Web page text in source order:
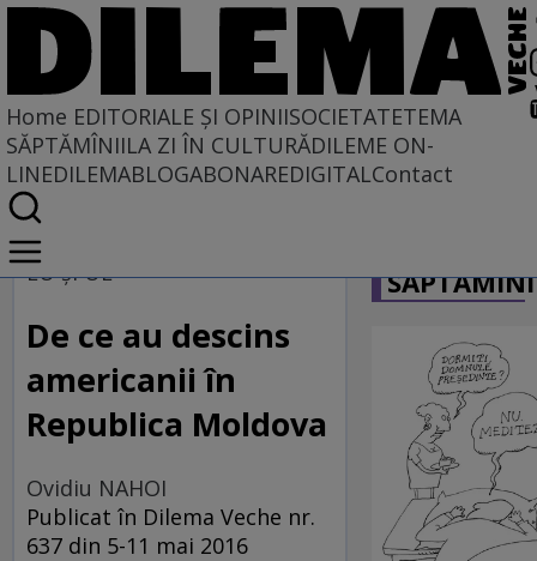
Home EDITORIALE ȘI OPINIISOCIETATETEMA
SĂPTĂMÎNIILA ZI ÎN CULTURĂDILEME ON-
LINEDILEMABLOGABONAREDIGITALContact
Home
EDITORIALE ȘI OPINII
PE CE LUME TRĂIM
EU și UE
De ce au descins
americanii în
Republica Moldova
Ovidiu NAHOI
Publicat în Dilema Veche nr.
637 din 5-11 mai 2016